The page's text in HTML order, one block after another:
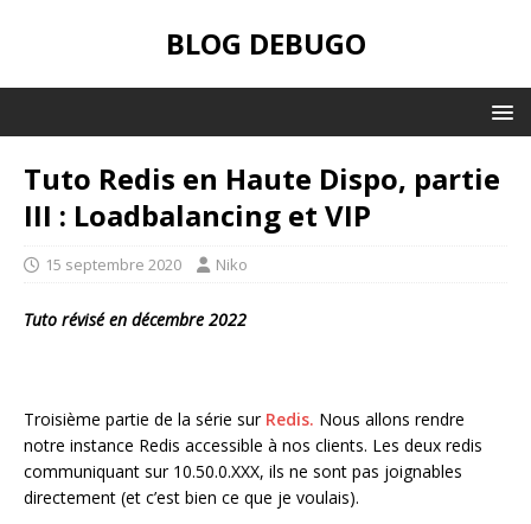
BLOG DEBUGO
Tuto Redis en Haute Dispo, partie
III : Loadbalancing et VIP
15 septembre 2020 Niko
Tuto révisé en décembre 2022
Troisième partie de la série sur Redis. Nous allons rendre
notre instance Redis accessible à nos clients. Les deux redis
communiquant sur 10.50.0.XXX, ils ne sont pas joignables
directement (et c’est bien ce que je voulais).